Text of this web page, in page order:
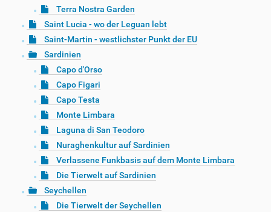
Terra Nostra Garden
Saint Lucia - wo der Leguan lebt
Saint-Martin - westlichster Punkt der EU
Sardinien
Capo d'Orso
Capo Figari
Capo Testa
Monte Limbara
Laguna di San Teodoro
Nuraghenkultur auf Sardinien
Verlassene Funkbasis auf dem Monte Limbara
Die Tierwelt auf Sardinien
Seychellen
Die Tierwelt der Seychellen